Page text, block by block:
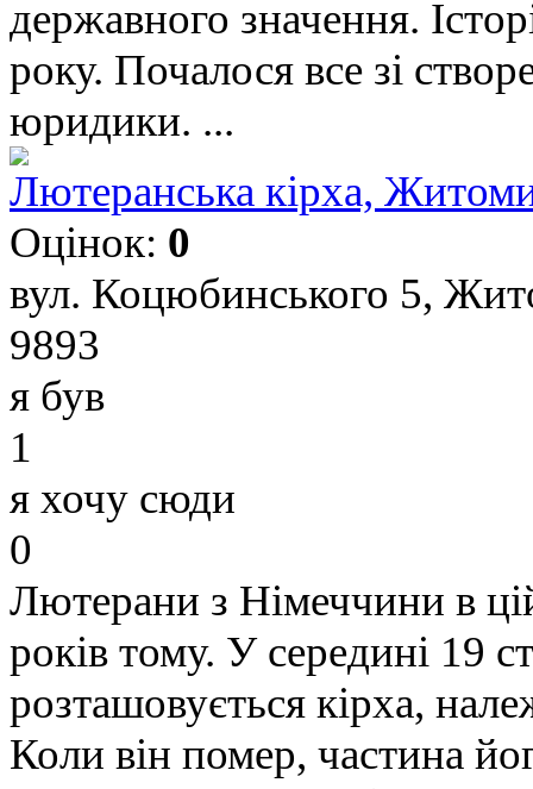
державного значення.
року. Почалося все зі
юридики. ...
Лютеранська кірха,
Оцінок: 0
вул. Коцюбинського 5,
9893
я був
1
я хочу сюди
0
Лютерани з Німеччини в
років тому. У середині 19
розташовується кірха,
Коли він помер, частина